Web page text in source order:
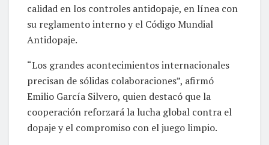
calidad en los controles antidopaje, en línea con
su reglamento interno y el Código Mundial
Antidopaje.
“Los grandes acontecimientos internacionales
precisan de sólidas colaboraciones”, afirmó
Emilio García Silvero, quien destacó que la
cooperación reforzará la lucha global contra el
dopaje y el compromiso con el juego limpio.